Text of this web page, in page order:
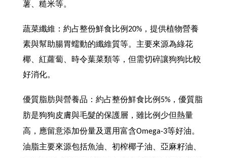
薯、糙米等。
蔬菜纖維：約占整份鮮食比例20%，提供植物營養
素與幫助腸胃蠕動的纖維質等。主要來源為綠花
椰、紅蘿蔔、時令葉菜類等，但需切碎讓狗狗比較
好消化。
優質脂肪與營養品：約占整份鮮食比例5%，優質脂
肪是狗狗皮膚與毛髮的保護層，雖比例少但熱量
高，應留意添加份量及選用富含Omega-3等好油。
油脂主要來源包括魚油、初榨椰子油、亞麻籽油、